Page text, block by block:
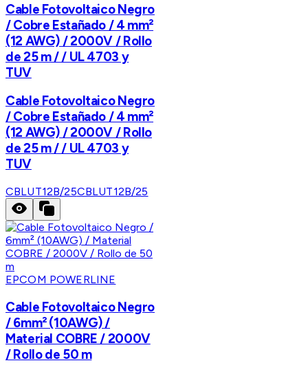
Cable Fotovoltaico Negro
/ Cobre Estañado / 4 mm²
(12 AWG) / 2000V / Rollo
de 25 m / / UL 4703 y
TUV
Cable Fotovoltaico Negro
/ Cobre Estañado / 4 mm²
(12 AWG) / 2000V / Rollo
de 25 m / / UL 4703 y
TUV
CBLUT12B/25CBLUT12B/25
EPCOM POWERLINE
Cable Fotovoltaico Negro
/ 6mm² (10AWG) /
Material COBRE / 2000V
/ Rollo de 50 m